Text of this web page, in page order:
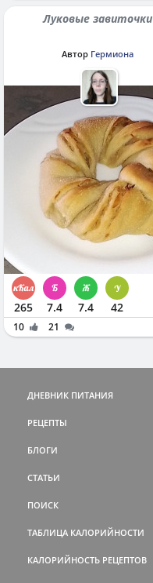
Луковые завиточки
Автор Гермиона
265 7.4 7.4 42
10 21
ДНЕВНИК ПИТАНИЯ
РЕЦЕПТЫ
БЛОГИ
СТАТЬИ
ПОИСК
ТАБЛИЦА КАЛОРИЙНОСТИ
КАЛОРИЙНОСТЬ РЕЦЕПТОВ